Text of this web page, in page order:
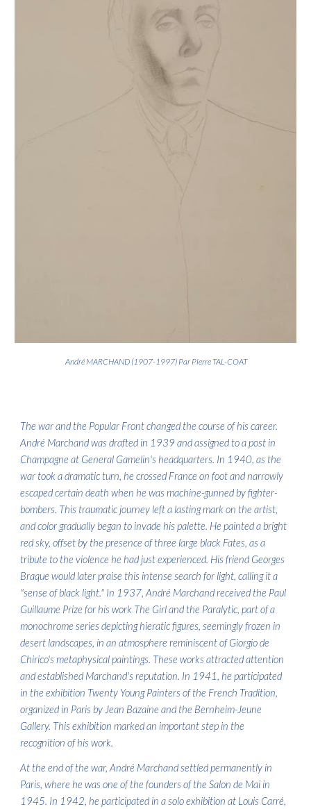
André MARCHAND (1907-1997) Par Pierre TAL-COAT
The war and the Popular Front changed the course of his career.
André Marchand was drafted in 1939 and assigned to a post in
Champagne at General Gamelin's headquarters. In 1940, as the
war took a dramatic turn, he crossed France on foot and narrowly
escaped certain death when he was machine-gunned by fighter-
bombers. This traumatic journey left a lasting mark on the artist,
and color gradually began to invade his palette. He painted a bright
red sky, offset by the presence of three large black Fates, as a
tribute to the violence he had just experienced. His friend Georges
Braque would later praise this intense search for light, calling it a
"sense of black light." In 1937, André Marchand received the Paul
Guillaume Prize for his work The Girl and the Paralytic, part of a
monochrome series depicting hieratic figures, seemingly frozen in
desert landscapes, in an atmosphere reminiscent of Giorgio de
Chirico's metaphysical paintings. These works attracted attention
and established Marchand's reputation. In 1941, he participated
in the exhibition Twenty Young Painters of the French Tradition,
organized in Paris by Jean Bazaine and the Bernheim-Jeune
Gallery. This exhibition marked an important step in the
recognition of his work.
At the end of the war, André Marchand settled permanently in
Paris, where he was one of the founders of the Salon de Mai in
1945. In 1942, he participated in a solo exhibition at Louis Carré,